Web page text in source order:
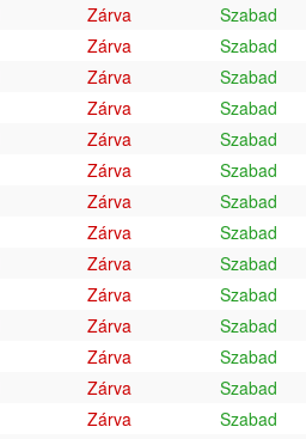
Zárva Szabad
Zárva Szabad
Zárva Szabad
Zárva Szabad
Zárva Szabad
Zárva Szabad
Zárva Szabad
Zárva Szabad
Zárva Szabad
Zárva Szabad
Zárva Szabad
Zárva Szabad
Zárva Szabad
Zárva Szabad